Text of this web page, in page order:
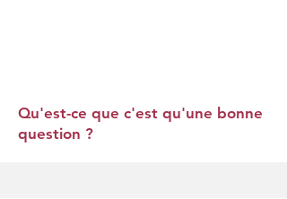
Qu'est-ce que c'est qu'une bonne
question ?